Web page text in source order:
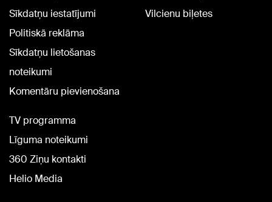
Sīkdatņu iestatījumi
Politiskā reklāma
Sīkdatņu lietošanas
noteikumi
Komentāru pievienošana
Vilcienu biļetes
TV programma
Līguma noteikumi
360 Ziņu kontakti
Helio Media